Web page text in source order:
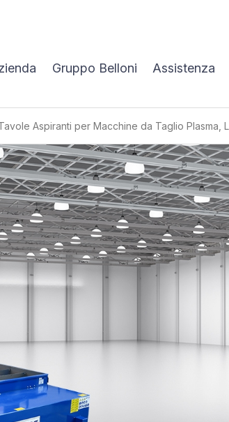
Gruppo Belloni Assistenza